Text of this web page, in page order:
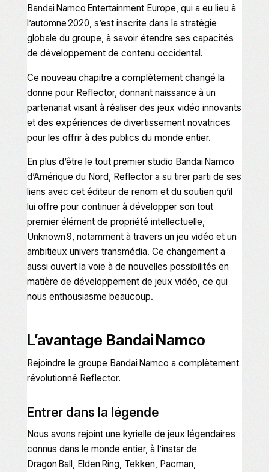
Bandai Namco Entertainment Europe, qui a eu lieu à
l’automne 2020, s’est inscrite dans la stratégie
globale du groupe, à savoir étendre ses capacités
de développement de contenu occidental.
Ce nouveau chapitre a complètement changé la
donne pour Reflector, donnant naissance à un
partenariat visant à réaliser des jeux vidéo innovants
et des expériences de divertissement novatrices
pour les offrir à des publics du monde entier.
En plus d’être le tout premier studio Bandai Namco
d’Amérique du Nord, Reflector a su tirer parti de ses
liens avec cet éditeur de renom et du soutien qu’il
lui offre pour continuer à développer son tout
premier élément de propriété intellectuelle,
Unknown 9, notamment à travers un jeu vidéo et un
ambitieux univers transmédia. Ce changement a
aussi ouvert la voie à de nouvelles possibilités en
matière de développement de jeux vidéo, ce qui
nous enthousiasme beaucoup.
L’avantage Bandai Namco
Rejoindre le groupe Bandai Namco a complètement
révolutionné Reflector.
Entrer dans la légende
Nous avons rejoint une kyrielle de jeux légendaires
connus dans le monde entier, à l’instar de
Dragon Ball Elden Ring Tekken Pacman